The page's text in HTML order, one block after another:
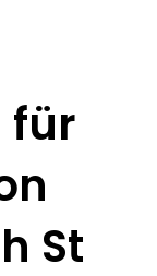
für
St